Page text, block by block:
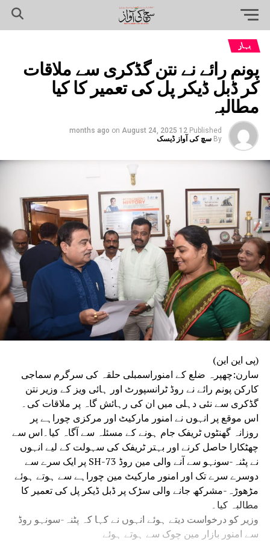
بہار
پونم رائے نے نتن گڈکری سے ملاقات
کر ڈبل ڈیکر پل کی تعمیر کا کیا
مطالبہ
Published
12 months ago
on August 24, 2025
By سچ کی آواز ڈیسک
(پی این این)
سارن:چھپرہ ضلع کے امنوراسمبلی حلقہ کی سرگرم سماجی
کارکن پونم رائے نے روڈ ٹرانسپورٹ اور ہائی ویز کے وزیر نتن
گڈکری سے نئی دہلی میں ان کی رہائش گاہ پر ملاقات کی۔
اس موقع پر انہوں نے امنور مارکیٹ اور مرکزی چوراہے پر
روزانہ گھنٹوں ٹریفک جام ہونے کے مسئلہ سے آگاہ کیا۔اس سے
چھٹکارا حاصل کرنے اور بہتر ٹریفک کی سہولت کے لیے انہوں
نے پٹنہ-سونہو سے آنے والی مین روڈ SH-73 پر ایک سرے سے
دوسرے سرے تک اور امنور مارکیٹ مین چوراہے سے ہوتے ہوئے
مڑھوڑہ-مشرکھ جانے والی سڑک پر ڈبل ڈیکر پل کی تعمیر کا
مطالبہ کیا۔
وزیر کو درخواست دیتے ہوئے انہوں نے کہا کہ پٹنہ-سونہو روڈ
سے امنور بازار مین چوک سے ہوتے ہوئے